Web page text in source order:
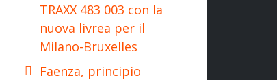
TRAXX 483 003 con la
nuova livrea per il
Milano-Bruxelles
Faenza, principio